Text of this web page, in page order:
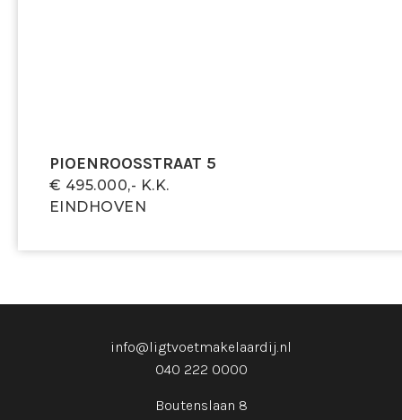
PIOENROOSSTRAAT 5
€ 495.000,- K.k.
EINDHOVEN
info@ligtvoetmakelaardij.nl
040 222 0000
Boutenslaan 8